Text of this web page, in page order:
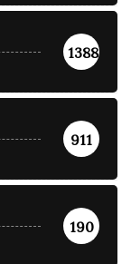
1388
911
190